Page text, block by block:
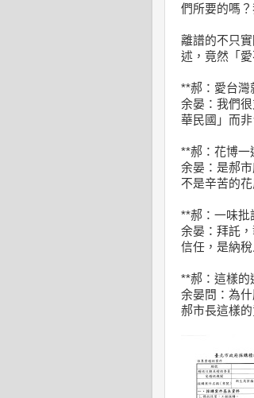
們所要的嗎
離譜的不只
述，竟然「
**郝：愛台灣
余晏：我們
華民國」而非
**郝：花博一
余晏：是郝
不是辛苦的
**郝：一味批
余晏：拜託
信任，是納稅
**郝：這樣的
余晏問：為
郝市長這樣